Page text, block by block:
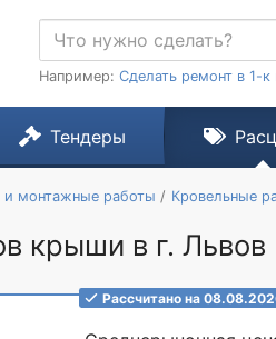
Например: Сделать ремонт в 1-к
Тендеры
монтажные работы Кровельные
крыши в г. Львов
Рассчитано на